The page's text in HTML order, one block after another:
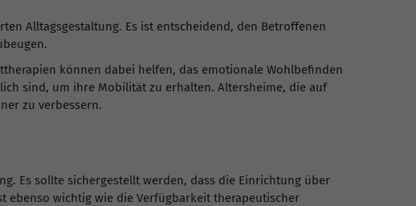
Alltagsgestaltung. Es ist entscheidend, den Betroffenen
können dabei helfen, das emotionale Wohlbefinden
sind, um ihre Mobilität zu erhalten. Altersheime, die auf
zu verbessern.
Es sollte sichergestellt werden, dass die Einrichtung über
ebenso wichtig wie die Verfügbarkeit therapeutischer